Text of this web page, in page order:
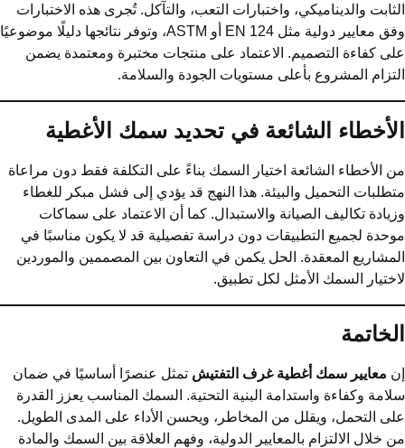
والديناميكي، واختبارات التعب، والتآكل. تُجرى هذه الاختبارات
وفق معايير دولية مثل EN 124 أو ASTM، وتوفر نتائجها دليلًا موضوعيًا
كفاءة التصميم. الاعتماد على منتجات مختبرة ومعتمدة يضمن
المشروع بأعلى مستويات الجودة والسلامة.
الشائعة في تحديد سمك الأغطية
الأخطاء الشائعة اختيار السمك بناءً على التكلفة فقط دون مراعاة
التحميل والبيئة. هذا النهج قد يؤدي إلى فشل مبكر للغطاء
تكاليف الصيانة والاستبدال. كما أن الاعتماد على سماكات
لجميع التطبيقات دون دراسة تفصيلية قد لا يكون مناسبًا في
المعقدة. الحل يكمن في التعاون بين المصممين والموردين
السمك الأمثل لكل تطبيق.
معايير سمك أغطية غرف التفتيش تمثل عنصرًا أساسيًا في ضمان
وكفاءة واستدامة البنية التحتية. السمك المناسب يعزز القدرة
التحمل، ويقلل من المخاطر، ويحسن الأداء على المدى الطويل.
خلال الالتزام بالمعايير الدولية، وفهم العلاقة بين السمك والمادة